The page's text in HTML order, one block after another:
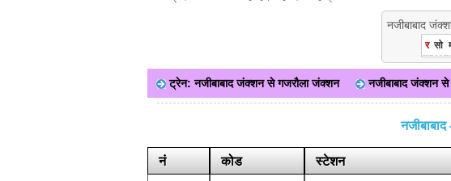
नजीबाबाद
र सो
ट्रेन: नजीबाबाद जंक्शन से गजरौला जंक्शन नजीबाबाद जंक्शन
नं कोड स्टेशन